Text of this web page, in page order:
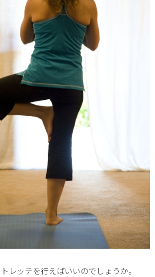
レッチを行えばいいのでしょうか。